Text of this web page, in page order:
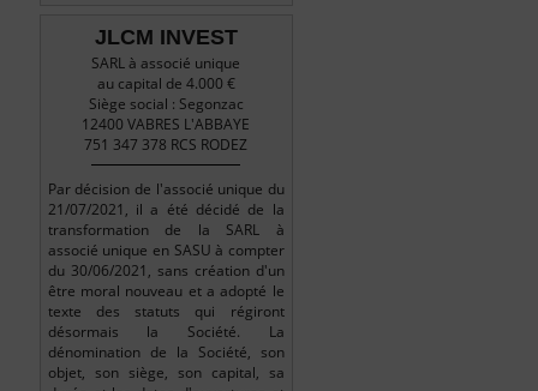
JLCM INVEST
SARL à associé unique
au capital de 4.000 €
Siège social : Segonzac
12400 VABRES L'ABBAYE
751 347 378 RCS RODEZ
Par décision de l'associé unique du
21/07/2021, il a été décidé de la
transformation de la SARL à
associé unique en SASU à compter
du 30/06/2021, sans création d'un
être moral nouveau et a adopté le
texte des statuts qui régiront
désormais la Société. La
dénomination de la Société, son
objet, son siège, son capital, sa